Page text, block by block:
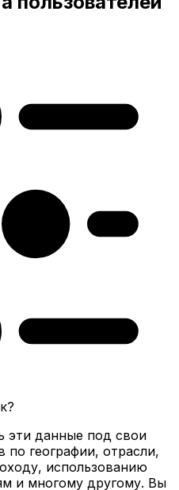
эти данные под свои
географии, отрасли,
использованию
и многому другому. Вы